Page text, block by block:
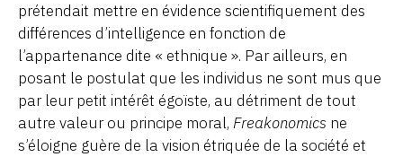
prétendait mettre en évidence scientifiquement des
différences d’intelligence en fonction de
l’appartenance dite « ethnique ». Par ailleurs, en
posant le postulat que les individus ne sont mus que
par leur petit intérêt égoïste, au détriment de tout
autre valeur ou principe moral, Freakonomics ne
s’éloigne guère de la vision étriquée de la société et